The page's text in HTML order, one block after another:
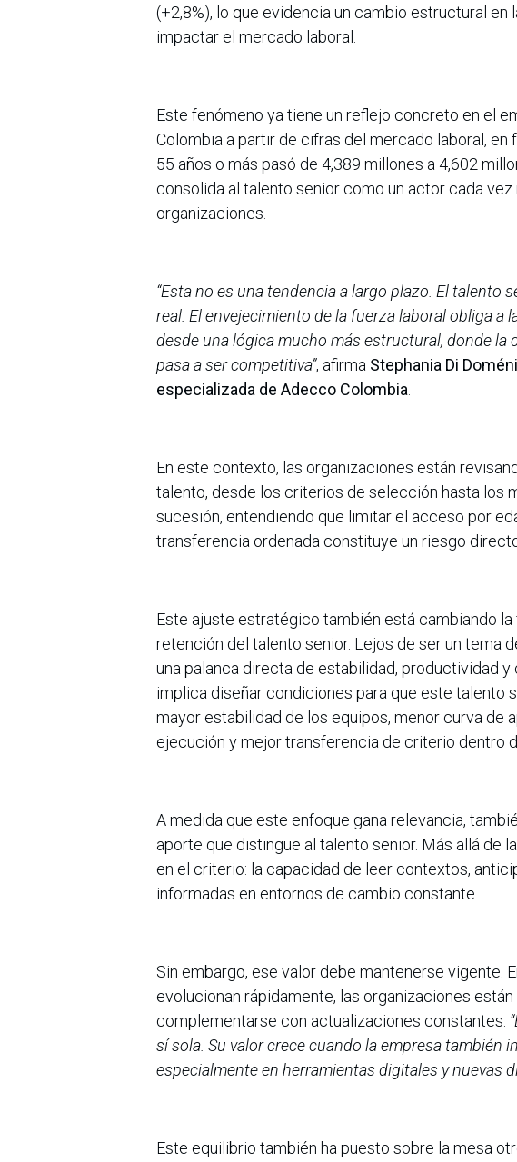
(+2,8%), lo que evidencia un cambio estructural
impactar el mercado laboral.
Este fenómeno ya tiene un reflejo concreto en el
Colombia a partir de cifras del mercado laboral,
55 años o más pasó de 4,389 millones a 4,602
consolida al talento senior como un actor cada
organizaciones.
“Esta no es una tendencia a largo plazo. El talento
real. El envejecimiento de la fuerza laboral obliga a
desde una lógica mucho más estructural, donde la
pasa a ser competitiva”, afirma Stephania Di
especializada de Adecco Colombia
En este contexto, las organizaciones están
talento, desde los criterios de selección hasta los
sucesión, entendiendo que limitar el acceso por
transferencia ordenada constituye un riesgo
Este ajuste estratégico también está cambiando
retención del talento senior. Lejos de ser un tema
una palanca directa de estabilidad, productividad
implica diseñar condiciones para que este talento
mayor estabilidad de los equipos, menor curva de
ejecución y mejor transferencia de criterio dentro
A medida que este enfoque gana relevancia,
aporte que distingue al talento senior. Más allá de
en el criterio: la capacidad de leer contextos,
informadas en entornos de cambio constante.
Sin embargo, ese valor debe mantenerse vigente.
evolucionan rápidamente, las organizaciones
complementarse con actualizaciones constantes.
sí sola. Su valor crece cuando la empresa también
especialmente en herramientas digitales y nuevas
Este equilibrio también ha puesto sobre la mesa